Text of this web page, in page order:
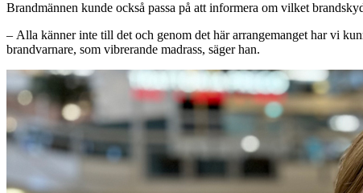
Brandmännen kunde också passa på att informera om vilket
– Alla känner inte till det och genom det här arrangemanget har vi
brandvarnare, som vibrerande madrass, säger han.